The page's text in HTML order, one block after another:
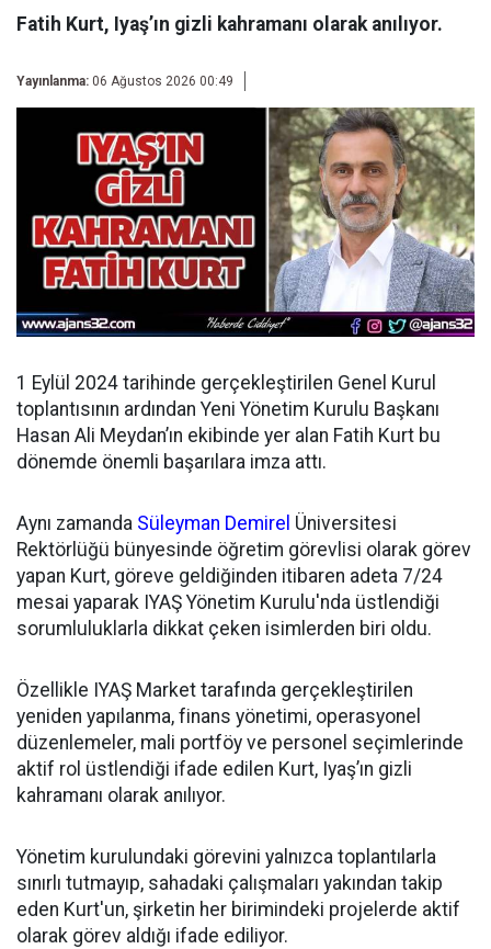
Fatih Kurt, Iyaş’ın gizli kahramanı olarak anılıyor.
Yayınlanma: 06 Ağustos 2026 00:49
1 Eylül 2024 tarihinde gerçekleştirilen Genel Kurul
toplantısının ardından Yeni Yönetim Kurulu Başkanı
Hasan Ali Meydan’ın ekibinde yer alan Fatih Kurt bu
dönemde önemli başarılara imza attı.
Aynı zamanda Süleyman Demirel Üniversitesi
Rektörlüğü bünyesinde öğretim görevlisi olarak görev
yapan Kurt, göreve geldiğinden itibaren adeta 7/24
mesai yaparak IYAŞ Yönetim Kurulu'nda üstlendiği
sorumluluklarla dikkat çeken isimlerden biri oldu.
Özellikle IYAŞ Market tarafında gerçekleştirilen
yeniden yapılanma, finans yönetimi, operasyonel
düzenlemeler, mali portföy ve personel seçimlerinde
aktif rol üstlendiği ifade edilen Kurt, Iyaş’ın gizli
kahramanı olarak anılıyor.
Yönetim kurulundaki görevini yalnızca toplantılarla
sınırlı tutmayıp, sahadaki çalışmaları yakından takip
eden Kurt'un, şirketin her birimindeki projelerde aktif
olarak görev aldığı ifade ediliyor.